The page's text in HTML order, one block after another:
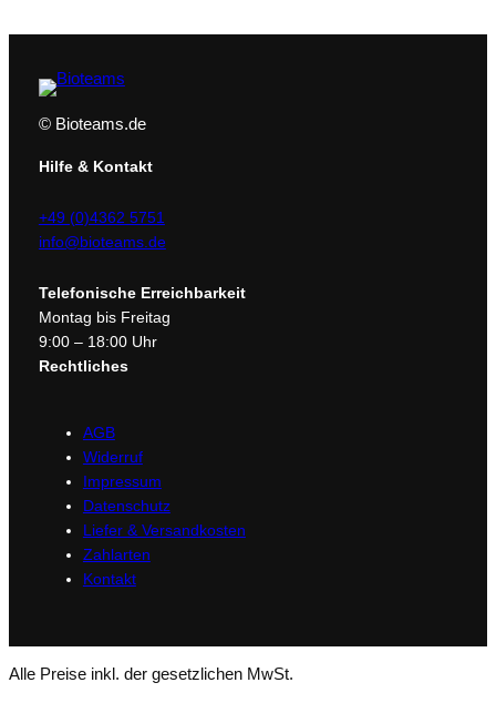
© Bioteams.de
Hilfe & Kontakt
+49 (0)4362 5751
info@bioteams.de
Telefonische Erreichbarkeit
Montag bis Freitag
9:00 – 18:00 Uhr
Rechtliches
AGB
Widerruf
Impressum
Datenschutz
Liefer & Versandkosten
Zahlarten
Kontakt
Alle Preise inkl. der gesetzlichen MwSt.